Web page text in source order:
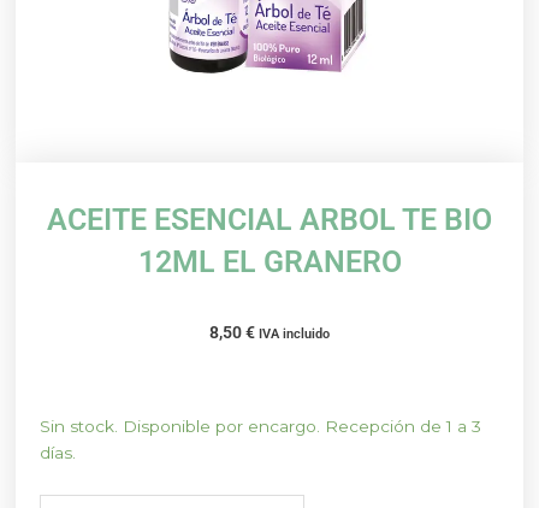
ACEITE ESENCIAL ARBOL TE BIO
12ML EL GRANERO
8,50€ IVA incluido
Sin stock. Disponible por encargo. Recepción de 1 a 3
días.
ACEITE
ESENCIAL